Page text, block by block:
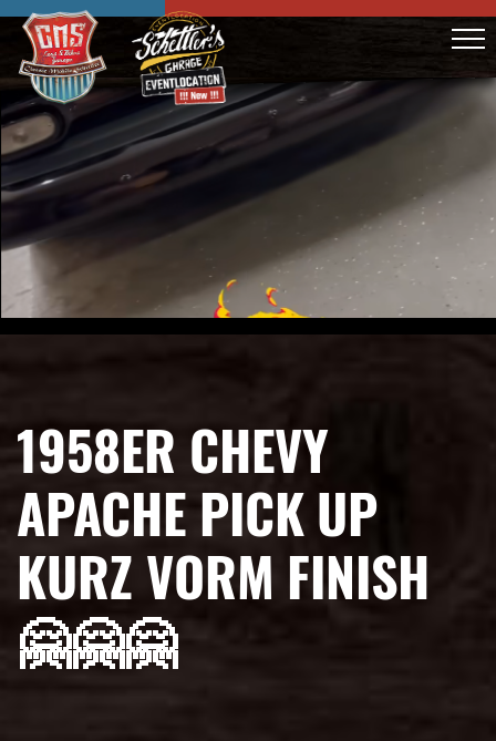
1958ER CHEVY
APACHE PICK UP
KURZ VORM FINISH
🤗🤗🤗